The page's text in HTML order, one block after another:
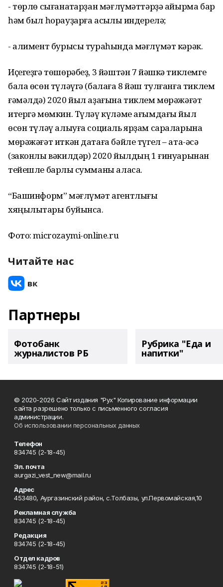
- төрлө сығанаҡтарҙан мәғлүмәттәрҙә айырма бар
һәм был һорауҙарға асыҡлыҡ индерелә;
- алимент бурысы тураһында мәғлүмәт кәрәк.
Иҫегеҙгә төшөрәбеҙ, 3 йәштән 7 йәшкә тиклемге
бала өсөн түләүгә (балаға 8 йәш тулғанға тиклем
ғәмәлдә) 2020 йыл аҙағына тиклем мөрәжәғәт
итергә мөмкин. Түләү күләме ағымдағы йыл
өсөн түләү алыуға социаль ярҙам сараларына
мөрәжәғәт иткән датаға бәйле түгел – ата-әсә
(законлы вәкилдәр) 2020 йылдың 1 ғинуарынан
тейешле барлыҡ сумманы аласаҡ.
“Башинформ” мәғлүмәт агентлығы
хяңылыҡтары буйынса.
Фото: microzaymi-online.ru
Читайте нас
Партнеры
Фотобанк
журналистов РБ
Рубрика "Еда и
напитки"
© 2020-2026 Сайт издания "Рух" Копирование информации
сайта разрешено только с письменного согласия
администрации.
Об использовании персональных данных
Телефон
834745 (2-18-45)
Эл. почта
aurgazi_vest_new@mail.ru
Адрес
453480, Аургазинский район, с.Толбазы, ул.Первомайская,10
Рекламная служба
834745 (2-18-45)
Редакция
834745 (2-18-45)
Отдел кадров
834745 (2-18-51)